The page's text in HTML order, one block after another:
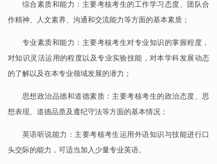
综合素质和能力：主要考核考生的工作学习态度、团队合
作精神、人文素养、沟通和交流能力等方面的基本素质；
专业素质和能力：主要考核考生对专业知识的掌握程度，
对知识灵活运用的程度以及专业实验技能，对本学科发展动态
的了解以及在本专业领域发展的潜力；
思想政治品德和道德素质：主要考核考生的政治态度、思
想表现、道德品质及遵纪守法等方面的基本情况；
英语听说能力：主要考核考生运用外语知识与技能进行口
头交际的能力，可适当加入少量专业英语。